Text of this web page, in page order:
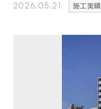
2026.05.21 施工実績